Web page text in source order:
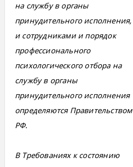
на службу в органы
принудительного исполнения,
и сотрудниками и порядок
профессионального
психологического отбора на
службу в органы
принудительного исполнения
определяются Правительством
РФ.
В Требованиях к состоянию